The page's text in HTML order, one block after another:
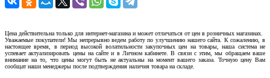
Цена действительна только для интернет-магазина и может отличаться от цен в розничных магазинах.
Уважаемые покупатели! Мы непрерывно ведем работу по улучшению нашего сайта. К сожалению, в
настоящее время, в период высокой волатильности закупочных цен на товары, наша система не
успевает актуализировать цены на сайте и в Личном кабинете. В связи с этим, мы обращаем ваше
внимание на то, что цены могут быть не актуальны на момент вашего заказа. Точную цену Вам
сообщат наши менеджеры после подтверждения наличия товара на складе.